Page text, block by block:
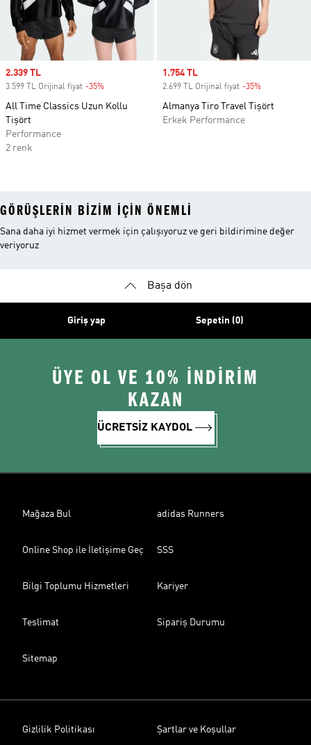
Sale price
2.339 TL
3.599 TL Orijinal fiyat -35%
All Time Classics Uzun Kollu
Tişört
Performance
2 renk
Sale price
1.754 TL
2.699 TL Orijinal fiyat -35%
Almanya Tiro Travel Tişört
Erkek Performance
GÖRÜŞLERIN BIZIM IÇIN ÖNEMLI
Sana daha iyi hizmet vermek için çalışıyoruz ve geri bildirimine değer
veriyoruz
Başa dön
Giriş yap Sepetin (0)
ÜYE OL VE 10% İNDİRİM
KAZAN
ÜCRETSİZ KAYDOL
Mağaza Bul adidas Runners
Online Shop ile İletişime Geç SSS
Bilgi Toplumu Hizmetleri Kariyer
Teslimat Sipariş Durumu
Sitemap
Gizlilik Politikası Şartlar ve Koşullar